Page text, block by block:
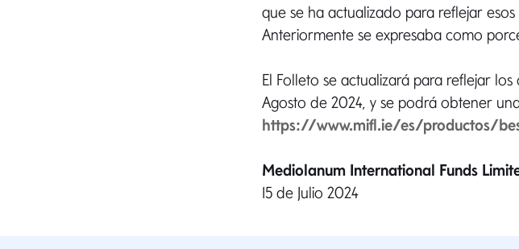
que se ha actualizado para reflejar
Anteriormente se expresaba como
El Folleto se actualizará para reflejar
Agosto de 2024, y se podrá obtener
https://www.mifl.ie/es/productos/
Mediolanum International Funds
15 de Julio 2024